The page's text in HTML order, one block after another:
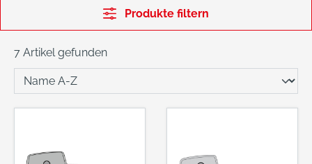
Produkte filtern
7 Artikel gefunden